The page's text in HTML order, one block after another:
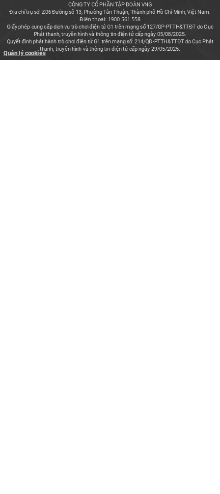
CÔNG TY CỔ PHẦN TẬP ĐOÀN VNG
Địa chỉ trụ sở: Z06 Đường số 13, Phường Tân Thuận, Thành phố Hồ Chí Minh, Việt Nam.
Điện thoại: 1900 561 558
Giấy phép cung cấp dịch vụ trò chơi điện tử G1 trên mạng số 127/GP-PTTH&TTĐT do Cục
Phát thanh, truyền hình và thông tin điện tử cấp ngày 05/08/2025.
Quyết định phát hành trò chơi điện tử G1 trên mạng số: 214/QĐ-PTTH&TTĐT do Cục Phát
thanh, truyền hình và thông tin điện tử cấp ngày 29/05/2025.
Quản lý cookies